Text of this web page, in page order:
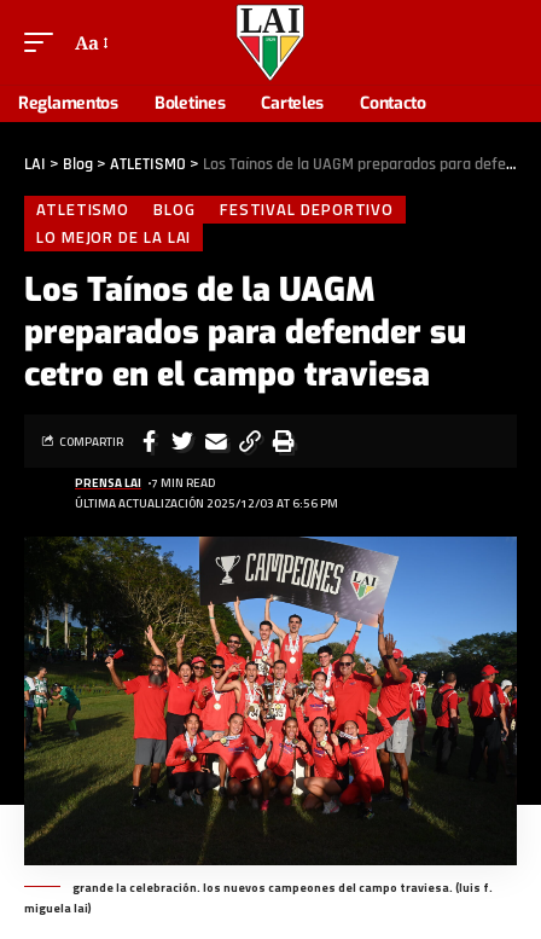
Aa
Reglamentos Boletines Carteles Contacto
LAI > Blog > ATLETISMO > Los Taínos de la UAGM preparados para defender su cetro en el campo traviesa
ATLETISMO BLOG
FESTIVAL DEPORTIVO
LO MEJOR DE LA LAI
Los Taínos de la UAGM
preparados para defender su
cetro en el campo traviesa
ÚLTIMA ACTUALIZACIÓN 2025/12/03 AT 6:56 PM
PRENSA LAI 7 MIN READ
COMPARTIR
grande la celebración. los nuevos campeones del campo traviesa. (luis f.
miguela lai)